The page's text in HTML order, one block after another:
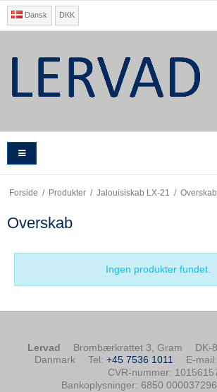
Dansk DKK
Forside / Produkter / Jalouisiskab LX-21 / Overskab
Overskab
Ingen produkter fundet.
Lervad Brombærkrattet 3, Gram
DK-
Danmark
Tel: +45 7536 1011 E-mail:
CVR-nummer:
Bankoplysninger: 6850